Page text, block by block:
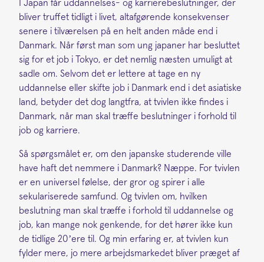
I Japan får uddannelses- og karrierebeslutninger, der
bliver truffet tidligt i livet, altafgørende konsekvenser
senere i tilværelsen på en helt anden måde end i
Danmark. Når først man som ung japaner har besluttet
sig for et job i Tokyo, er det nemlig næsten umuligt at
sadle om. Selvom det er lettere at tage en ny
uddannelse eller skifte job i Danmark end i det asiatiske
land, betyder det dog langtfra, at tvivlen ikke findes i
Danmark, når man skal træffe beslutninger i forhold til
job og karriere.
Så spørgsmålet er, om den japanske studerende ville
have haft det nemmere i Danmark? Næppe. For tvivlen
er en universel følelse, der gror og spirer i alle
sekulariserede samfund. Og tvivlen om, hvilken
beslutning man skal træffe i forhold til uddannelse og
job, kan mange nok genkende, for det hører ikke kun
de tidlige 20’ere til. Og min erfaring er, at tvivlen kun
fylder mere, jo mere arbejdsmarkedet bliver præget af